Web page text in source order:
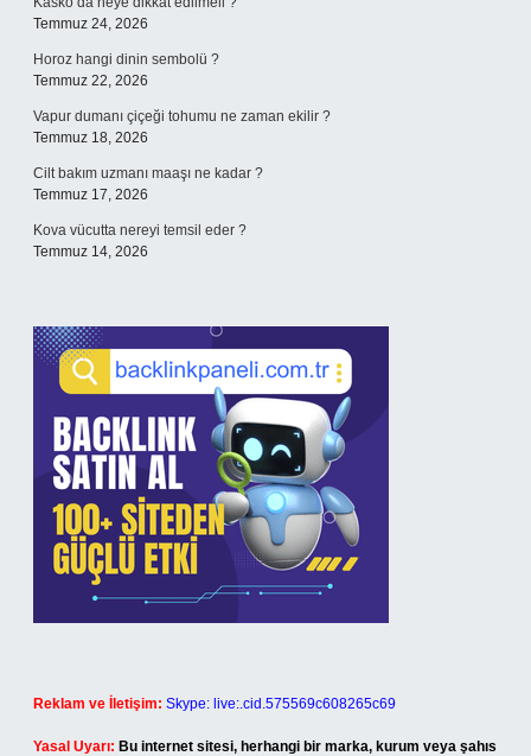
Temmuz 24, 2026
Horoz hangi dinin sembolü ?
Temmuz 22, 2026
Vapur dumanı çiçeği tohumu ne zaman ekilir ?
Temmuz 18, 2026
Cilt bakım uzmanı maaşı ne kadar ?
Temmuz 17, 2026
Kova vücutta nereyi temsil eder ?
Temmuz 14, 2026
Reklam ve İletişim: Skype: live:.cid.575569c608265c69
Yasal Uyarı: Bu internet sitesi, herhangi bir marka, kurum veya şahıs